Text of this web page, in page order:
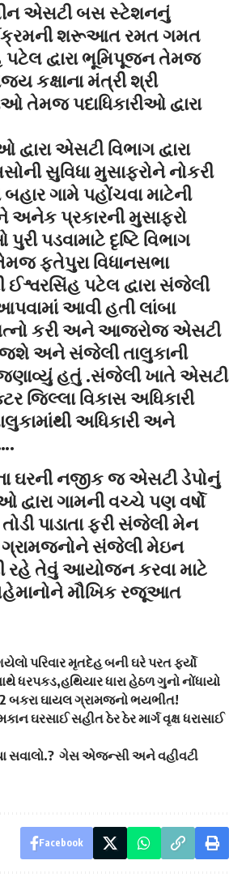
એસટી બસ સ્ટેશનનું
શરૂઆત રમત ગમત
પટેલ દ્વારા ભૂમિપૂજન તેમજ
કક્ષાના મંત્રી શ્રી
તેમજ પદાધિકારીઓ દ્વારા
એસટી વિભાગ દ્વારા
સુવિધા મુસાફરોને નોકરી
ગામે પહોંચવા માટેની
અનેક પ્રકારની મુસાફરો
પડવામાટે દૃષ્ટિ વિભાગ
ફતેપુરા વિધાનસભા
ઈશ્વરસિંહ પટેલ દ્વારા સંજેલી
આવી હતી લાંબા
કરી અને આજરોજ એસટી
જશે અને સંજેલી તાલુકાની
હતું .સંજેલી ખાતે એસટી
જિલ્લા વિકાસ અધિકારી
અધિકારી અને
ઘરની નજીક જ એસટી ડેપોનું
ગામની વચ્ચે પણ વર્ષો
પાડાતા ફરી સંજેલી મેન
સંજેલી મેઇન
રહે તેવું આયોજન કરવા માટે
મૌખિક રજૂઆત
પરિવાર મૃતદેહ બની ઘરે પરત ફર્યો
ધરપકડ,હથિયાર ધારા હેઠળ ગુનો નોંધાયો
2 બકરા ઘાયલ ગ્રામજનો ભયભીત!
ઘરસાઈ સહીત ઠેર ઠેર માર્ગ વૃક્ષ ધરાસાઈ
સવાલો.? ગેસ એજન્સી અને વહીવટી
Facebook